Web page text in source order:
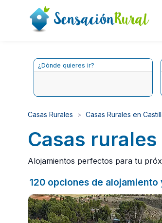
¿Dónde quieres ir?
Casas Rurales Casas Rurales en
Casas
Alojamientos perfectos para tu
120 opciones de